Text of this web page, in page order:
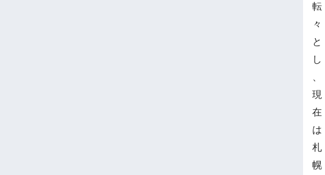
転
々
と
し
現
在
は
札
幌